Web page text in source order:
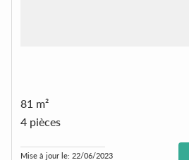
81 m²
4 pièces
Mise à jour le: 22/06/2023